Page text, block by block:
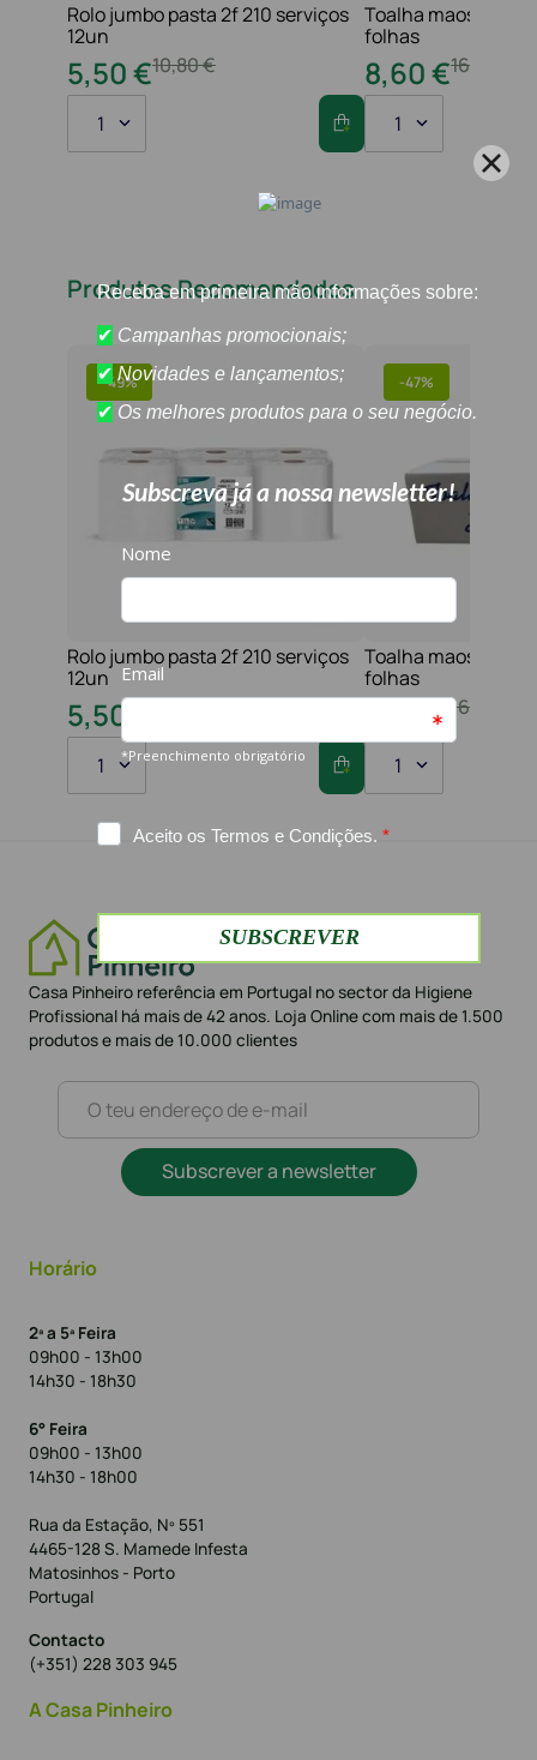
Rolo jumbo pasta 2f 210 serviços
12un
10,80€
5,50€
1
Toalha maos 2f
folhas
16
8,60€
1
Produtos Recomendados
-49%
Rolo jumbo pasta 2f 210 serviços
12un
10,80€
5,50
1
-47%
Toalha maos 2f
folhas
16
€
1
Casa Pinheiro referência em Portugal no sector da Higiene
Profissional há mais de 42 anos. Loja Online com mais de 1.500
produtos e mais de 10.000 clientes
Subscrever a newsletter
Horário
2ª a 5ª Feira
09h00 - 13h00
14h30 - 18h30
6° Feira
09h00 - 13h00
14h30 - 18h00
Rua da Estação, Nº 551
4465-128 S. Mamede Infesta
Matosinhos - Porto
Portugal
Contacto
(+351) 228 303 945
A Casa Pinheiro